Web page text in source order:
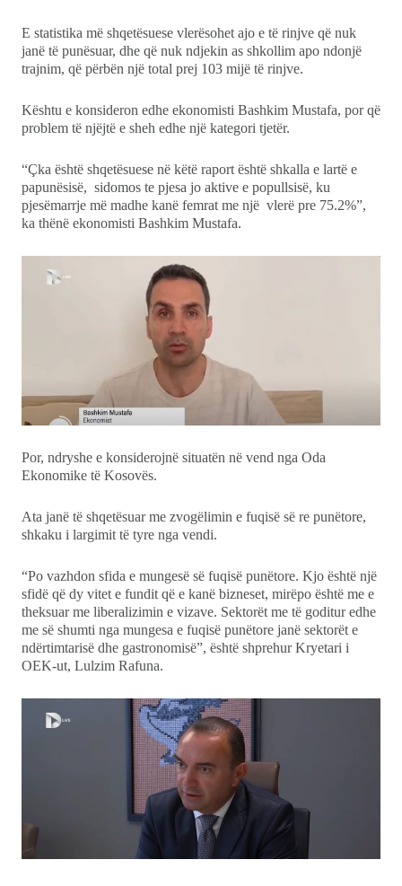
E statistika më shqetësuese vlerësohet ajo e të rinjve që nuk
janë të punësuar, dhe që nuk ndjekin as shkollim apo ndonjë
trajnim, që përbën një total prej 103 mijë të rinjve.
Kështu e konsideron edhe ekonomisti Bashkim Mustafa, por që
problem të njëjtë e sheh edhe një kategori tjetër.
“Çka është shqetësuese në këtë raport është shkalla e lartë e
papunësisë, sidomos te pjesa jo aktive e popullsisë, ku
pjesëmarrje më madhe kanë femrat me një vlerë pre 75.2%”,
ka thënë ekonomisti Bashkim Mustafa.
Por, ndryshe e konsiderojnë situatën në vend nga Oda
Ekonomike të Kosovës.
Ata janë të shqetësuar me zvogëlimin e fuqisë së re punëtore,
shkaku i largimit të tyre nga vendi.
“Po vazhdon sfida e mungesë së fuqisë punëtore. Kjo është një
sfidë që dy vitet e fundit që e kanë bizneset, mirëpo është me e
theksuar me liberalizimin e vizave. Sektorët me të goditur edhe
me së shumti nga mungesa e fuqisë punëtore janë sektorët e
ndërtimtarisë dhe gastronomisë”, është shprehur Kryetari i
OEK-ut, Lulzim Rafuna.